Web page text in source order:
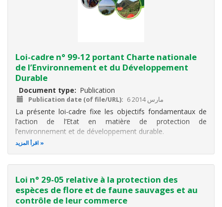
Loi-cadre n° 99-12 portant Charte nationale
de l’Environnement et du Développement
Durable
Document type Publication
Publication date (of file/URL) 6 مارس 2014
La présente loi-cadre fixe les objectifs fondamentaux de
l’action de l’Etat en matière de protection de
l’environnement et de développement durable.
Elle a pour but de :
renforcer la protection et la préservation des
ressources et des milieux naturels, de la biodiversité
et du patrimoine
اقرأ المزيد
Loi n° 29-05 relative à la protection des
espèces de flore et de faune sauvages et au
contrôle de leur commerce